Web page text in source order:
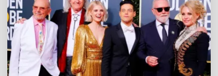
последовали десять этапов с перерывом на
день отдыха 12 января в Ариекипе. Общая
протяженность маршрута - 5 600 километров,
из них почти 3 000 километров - спортивные
спецучастки. Ралли-рейд финишировал в
Лиме 17 января.